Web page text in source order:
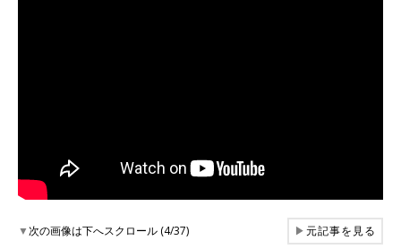
▼次の画像は下へスクロール (4/37) ▶元記事を見る